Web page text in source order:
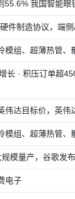
55.6% 我国智能眼
件制造协议，端
模组、超薄热管
长 · 积压订单超
伟达目标价，英伟
模组、超薄热管
模量产，谷歌发
电子